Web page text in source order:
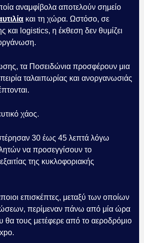
αναμφίβολα αποτελούν σημείο
και τη χώρα. Ωστόσο, σε
και logistics, η έκθεση δεν θυμίζει
τα Ποσειδώνια προσφέρουν μια
ταλαιπωρίας και ανοργανωσιάς
χάος.
30 έως 45 λεπτά λόγω
να προσεγγίσουν το
της κυκλοφοριακής
επισκέπτες, μεταξύ των οποίων
περίμεναν πάνω από μία ώρα
θα τους μετέφερε από το αεροδρόμιο